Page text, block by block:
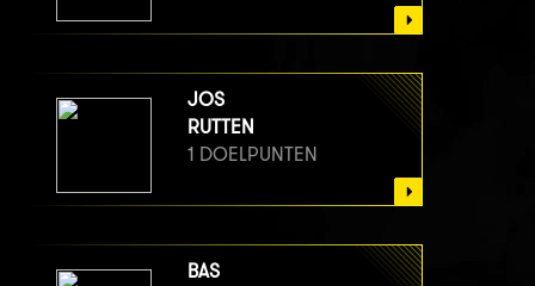
JOS
RUTTEN
1 DOELPUNTEN
BAS